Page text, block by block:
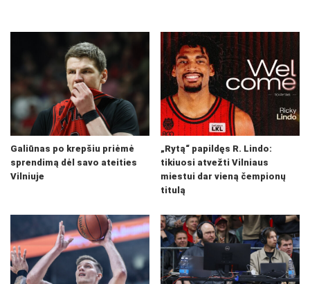
Galiūnas po krepšiu priėmė
sprendimą dėl savo ateities
Vilniuje
„Rytą“ papildęs R. Lindo:
tikiuosi atvežti Vilniaus
miestui dar vieną čempionų
titulą